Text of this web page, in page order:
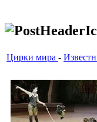
Цирки мира -